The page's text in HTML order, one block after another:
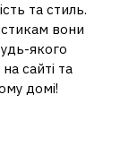
та стиль.
вони
якого
сайті та
домі!